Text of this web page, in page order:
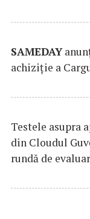
SAMEDAY
achiziție a
Testele asupra
din Cloudul
rundă de